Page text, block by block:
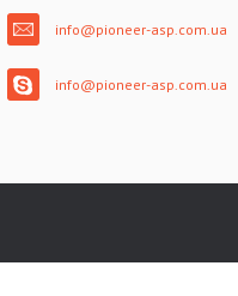
info@pioneer-asp.com.ua
info@pioneer-asp.com.ua